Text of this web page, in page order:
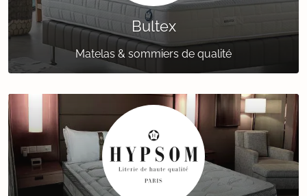
Bultex
Matelas & sommiers de qualité